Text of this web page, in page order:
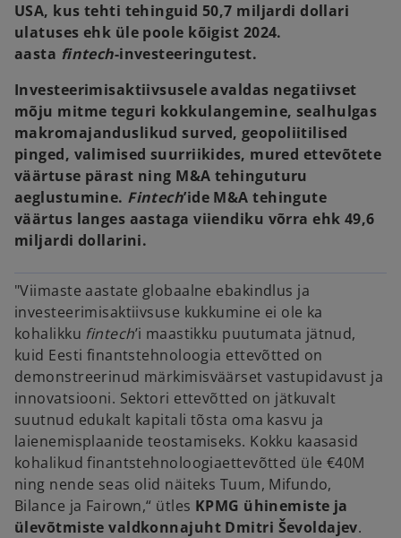
USA, kus tehti tehinguid 50,7 miljardi dollari
ulatuses ehk üle poole kõigist 2024.
aasta fintech-investeeringutest.
Investeerimisaktiivsusele avaldas negatiivset
mõju mitme teguri kokkulangemine, sealhulgas
makromajanduslikud surved, geopoliitilised
pinged, valimised suurriikides, mured ettevõtete
väärtuse pärast ning M&A tehinguturu
aeglustumine. Fintech’ide M&A tehingute
väärtus langes aastaga viiendiku võrra ehk 49,6
miljardi dollarini.
"Viimaste aastate globaalne ebakindlus ja
investeerimisaktiivsuse kukkumine ei ole ka
kohalikku fintech’i maastikku puutumata jätnud,
kuid Eesti finantstehnoloogia ettevõtted on
demonstreerinud märkimisväärset vastupidavust ja
innovatsiooni. Sektori ettevõtted on jätkuvalt
suutnud edukalt kapitali tõsta oma kasvu ja
laienemisplaanide teostamiseks. Kokku kaasasid
kohalikud finantstehnoloogiaettevõtted üle €40M
ning nende seas olid näiteks Tuum, Mifundo,
Bilance ja Fairown,“ ütles KPMG ühinemiste ja
ülevõtmiste valdkonnajuht Dmitri Ševoldajev.